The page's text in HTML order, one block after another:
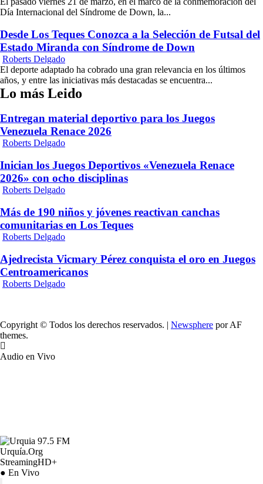
Día Internacional del Síndrome de Down, la...
Desde Los Teques Conozca a la Selección de Futsal del
Estado Miranda con Síndrome de Down
Roberts Delgado
El deporte adaptado ha cobrado una gran relevancia en los últimos
años, y entre las iniciativas más destacadas se encuentra...
Lo más Leido
Entregan material deportivo para los Juegos
Venezuela Renace 2026
Roberts Delgado
Inician los Juegos Deportivos «Venezuela Renace
2026» con ocho disciplinas
Roberts Delgado
Más de 190 niños y jóvenes reactivan canchas
comunitarias en Los Teques
Roberts Delgado
Ajedrecista Vicmary Pérez conquista el oro en Juegos
Centroamericanos
Roberts Delgado
Copyright © Todos los derechos reservados. | Newsphere por AF
themes.
Audio en Vivo
Urquía.Org
StreamingHD+
● En Vivo